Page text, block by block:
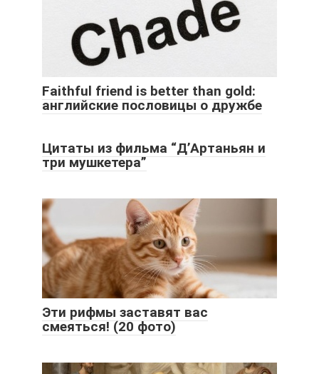
Faithful friend is better than gold:
английские пословицы о дружбе
Цитаты из фильма “Д’Артаньян и
три мушкетера”
Эти рифмы заставят вас
смеяться! (20 фото)